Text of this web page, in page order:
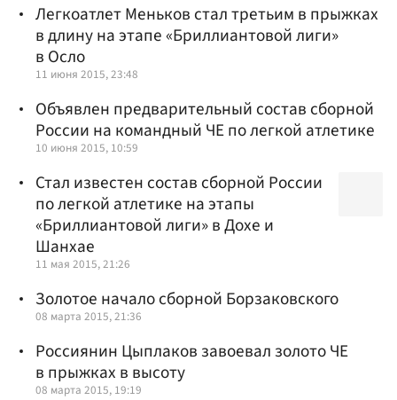
Легкоатлет Меньков стал третьим в прыжках
в длину на этапе «Бриллиантовой лиги»
в Осло
11 июня 2015, 23:48
Объявлен предварительный состав сборной
России на командный ЧЕ по легкой атлетике
10 июня 2015, 10:59
Стал известен состав сборной России
по легкой атлетике на этапы
«Бриллиантовой лиги» в Дохе и
Шанхае
11 мая 2015, 21:26
Золотое начало сборной Борзаковского
08 марта 2015, 21:36
Россиянин Цыплаков завоевал золото ЧЕ
в прыжках в высоту
08 марта 2015, 19:19